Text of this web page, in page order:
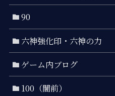
90
六神強化印・六神の力
ゲーム内ブログ
100（闇前）